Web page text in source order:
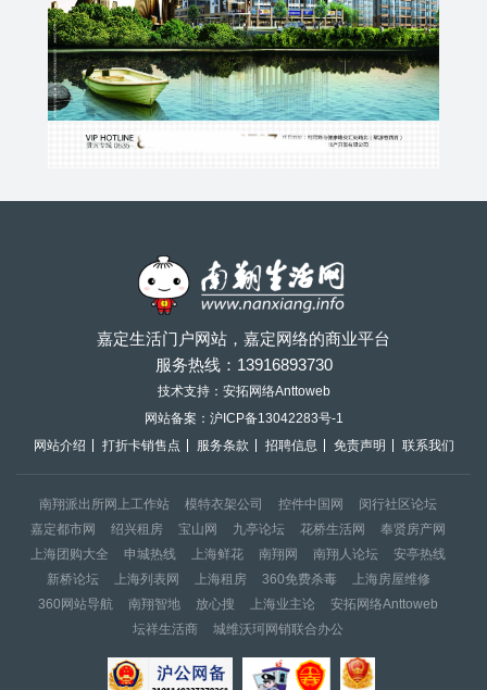
嘉定生活门户网站，嘉定网络的商业平台
服务热线： 13916893730
技术支持：安拓网络Anttoweb
网站备案： 沪ICP备13042283号-1
网站介绍
打折卡销售点 服务条款 招聘信息 免责声明 联系我们
南翔派出所网上工作站 模特衣架公司 控件中国网
闵行社区论坛
嘉定都市网
绍兴租房 宝山网 九亭论坛 花桥生活网
奉贤房产网
上海团购大全
申城热线 上海鲜花 南翔网 南翔人论坛
安亭热线
新桥论坛
上海列表网 上海租房 360免费杀毒
上海房屋维修
360网站导航
南翔智地 放心搜 上海业主论
安拓网络Anttoweb
坛祥生活商
城维沃珂网销联合办公